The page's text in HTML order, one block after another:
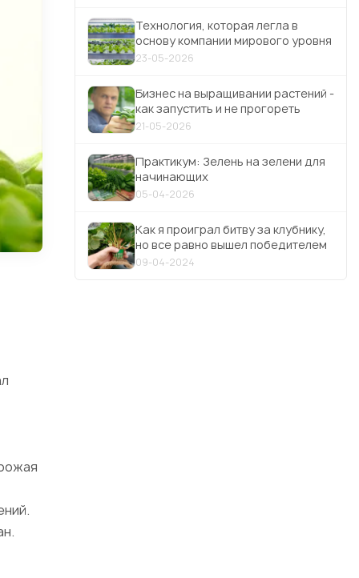
Технология, которая легла в
основу компании мирового уровня
23-05-2026
Бизнес на выращивании растений -
как запустить и не прогореть
21-05-2026
Практикум: Зелень на зелени для
начинающих
05-04-2026
Как я проиграл битву за клубнику,
но все равно вышел победителем
09-04-2024